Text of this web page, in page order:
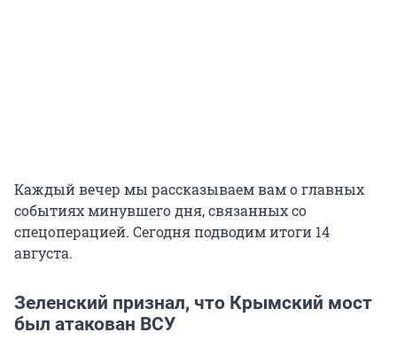
Каждый вечер мы рассказываем вам о главных
событиях минувшего дня, связанных со
спецоперацией. Сегодня подводим итоги 14
августа.
Зеленский признал, что Крымский мост
был атакован ВСУ